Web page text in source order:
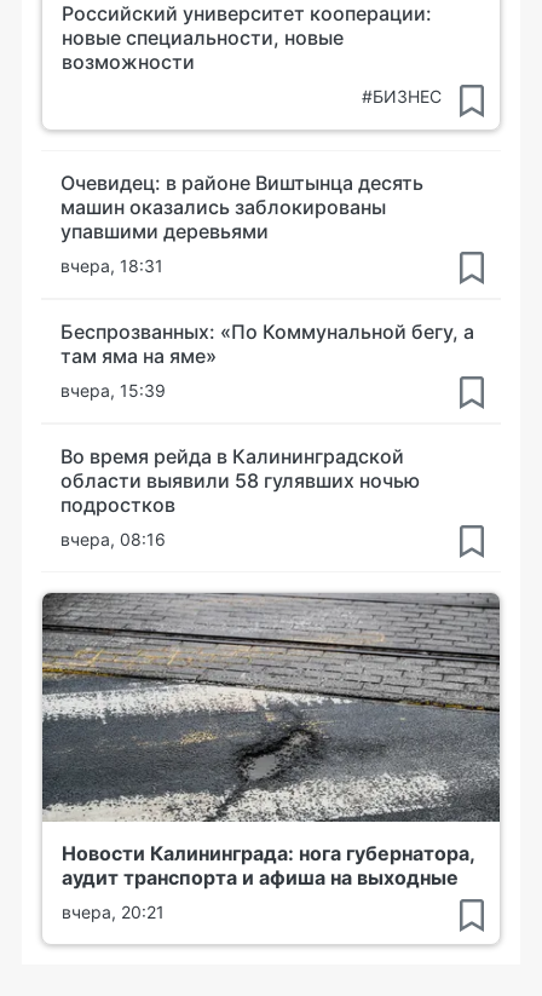
Российский университет кооперации:
новые специальности, новые
возможности
#БИЗНЕС
Очевидец: в районе Виштынца десять
машин оказались заблокированы
упавшими деревьями
вчера, 18:31
Беспрозванных: «По Коммунальной бегу, а
там яма на яме»
вчера, 15:39
Во время рейда в Калининградской
области выявили 58 гулявших ночью
подростков
вчера, 08:16
Новости Калининграда: нога губернатора,
аудит транспорта и афиша на выходные
вчера, 20:21